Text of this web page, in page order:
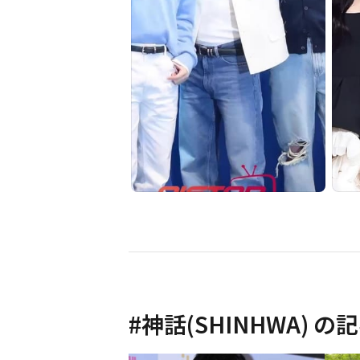
#神話(SHINHWA) の